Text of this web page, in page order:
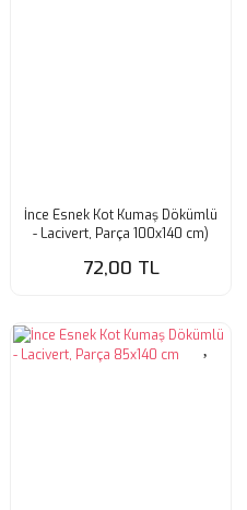
İnce Esnek Kot Kumaş Dökümlü
- Lacivert, Parça 100x140 cm)
72,00 TL